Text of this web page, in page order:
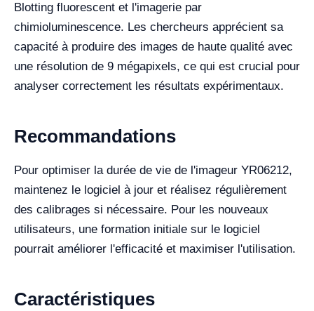
Blotting fluorescent et l'imagerie par
chimioluminescence. Les chercheurs apprécient sa
capacité à produire des images de haute qualité avec
une résolution de 9 mégapixels, ce qui est crucial pour
analyser correctement les résultats expérimentaux.
Recommandations
Pour optimiser la durée de vie de l'imageur YR06212,
maintenez le logiciel à jour et réalisez régulièrement
des calibrages si nécessaire. Pour les nouveaux
utilisateurs, une formation initiale sur le logiciel
pourrait améliorer l'efficacité et maximiser l'utilisation.
Caractéristiques